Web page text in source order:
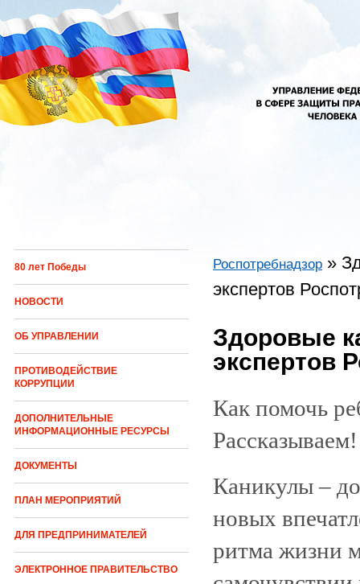
Перейти к основному содержанию
80 лет Победы
НОВОСТИ
ОБ УПРАВЛЕНИИ
ПРОТИВОДЕЙСТВИЕ
КОРРУПЦИИ
ДОПОЛНИТЕЛЬНЫЕ
ИНФОРМАЦИОННЫЕ РЕСУРСЫ
ДОКУМЕНТЫ
ПЛАН МЕРОПРИЯТИЙ
ДЛЯ ПРЕДПРИНИМАТЕЛЕЙ
ЭЛЕКТРОННОЕ ПРАВИТЕЛЬСТВО
Роспотребнадзор »
экспертов
Здоровые
экспертов
Как помочь
Рассказываем!
Каникулы –
новых
ритма жизни